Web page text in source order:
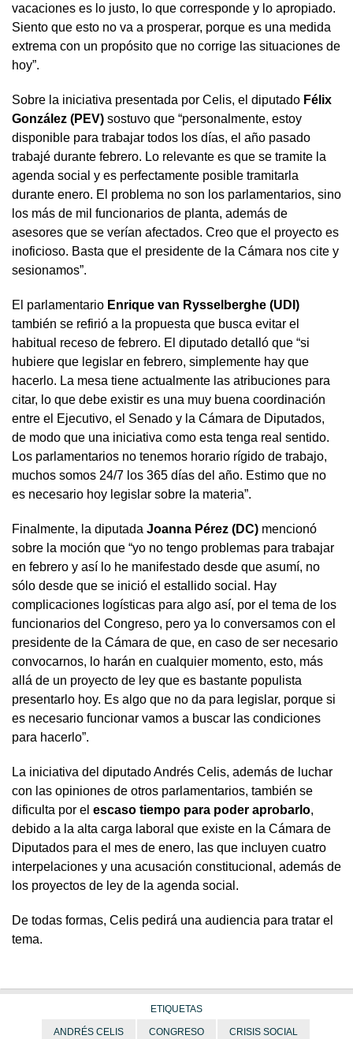
vacaciones es lo justo, lo que corresponde y lo apropiado.
Siento que esto no va a prosperar, porque es una medida
extrema con un propósito que no corrige las situaciones de
hoy”.
Sobre la iniciativa presentada por Celis, el diputado Félix
González (PEV) sostuvo que “personalmente, estoy
disponible para trabajar todos los días, el año pasado
trabajé durante febrero. Lo relevante es que se tramite la
agenda social y es perfectamente posible tramitarla
durante enero. El problema no son los parlamentarios, sino
los más de mil funcionarios de planta, además de
asesores que se verían afectados. Creo que el proyecto es
inoficioso. Basta que el presidente de la Cámara nos cite y
sesionamos”.
El parlamentario Enrique van Rysselberghe (UDI)
también se refirió a la propuesta que busca evitar el
habitual receso de febrero. El diputado detalló que “si
hubiere que legislar en febrero, simplemente hay que
hacerlo. La mesa tiene actualmente las atribuciones para
citar, lo que debe existir es una muy buena coordinación
entre el Ejecutivo, el Senado y la Cámara de Diputados,
de modo que una iniciativa como esta tenga real sentido.
Los parlamentarios no tenemos horario rígido de trabajo,
muchos somos 24/7 los 365 días del año. Estimo que no
es necesario hoy legislar sobre la materia”.
Finalmente, la diputada Joanna Pérez (DC) mencionó
sobre la moción que “yo no tengo problemas para trabajar
en febrero y así lo he manifestado desde que asumí, no
sólo desde que se inició el estallido social. Hay
complicaciones logísticas para algo así, por el tema de los
funcionarios del Congreso, pero ya lo conversamos con el
presidente de la Cámara de que, en caso de ser necesario
convocarnos, lo harán en cualquier momento, esto, más
allá de un proyecto de ley que es bastante populista
presentarlo hoy. Es algo que no da para legislar, porque si
es necesario funcionar vamos a buscar las condiciones
para hacerlo”.
La iniciativa del diputado Andrés Celis, además de luchar
con las opiniones de otros parlamentarios, también se
dificulta por el escaso tiempo para poder aprobarlo,
debido a la alta carga laboral que existe en la Cámara de
Diputados para el mes de enero, las que incluyen cuatro
interpelaciones y una acusación constitucional, además de
los proyectos de ley de la agenda social.
De todas formas, Celis pedirá una audiencia para tratar el
tema.
ETIQUETAS
ANDRÉS CELIS CONGRESO CRISIS SOCIAL